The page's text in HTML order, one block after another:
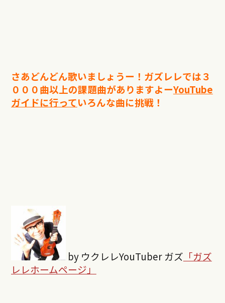
さあどんどん歌いましょうー！ガズレレでは３
０００曲以上の課題曲がありますよーYouTube
ガイドに行っていろんな曲に挑戦！
by ウクレレYouTuber ガズ 「ガズ
レレホームページ」